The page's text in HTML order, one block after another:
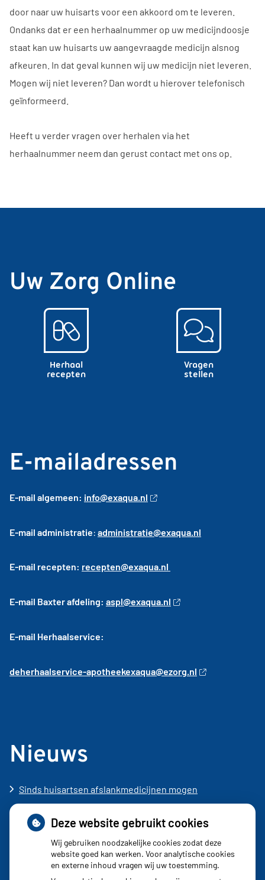
door naar uw huisarts voor een akkoord om te leveren.
Ondanks dat er een herhaalnummer op uw medicijndoosje
staat kan uw huisarts uw aangevraagde medicijn alsnog
afkeuren. In dat geval kunnen wij uw medicijn niet leveren.
Mogen wij niet leveren? Dan wordt u hierover telefonisch
geïnformeerd.
Heeft u verder vragen over herhalen via het
herhaalnummer neem dan gerust contact met ons op.
Uw Zorg Online
Herhaal
recepten
Vragen
stellen
E-mailadressen
E-mail algemeen: info@exaqua.nl
E-mail administratie: administratie@exaqua.nl
E-mail recepten: recepten@exaqua.nl
E-mail Baxter afdeling: aspl@exaqua.nl
E-mail Herhaalservice:
deherhaalservice-apotheekexaqua@ezorg.nl
Nieuws
Sinds huisartsen afslankmedicijnen mogen
voorschrijven, neemt gebruik toe
Schurft sinds corona geen vergeten ziekte meer: aantal
uitbraken fors gestegen
Stoppen met afslankmedicijnen betekent zonder
Deze website gebruikt cookies
Wij gebruiken noodzakelijke cookies zodat deze
website goed kan werken. Voor analytische cookies
en externe inhoud vragen wij uw toestemming.